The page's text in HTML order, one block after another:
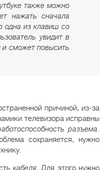
также можно
нажать сначала
одна из клавиш со
увидит в
и сможет повысить
причиной, из-за
телевизора исправны
разъема
сохраняется, нужно
кабеля . Для этого нужно